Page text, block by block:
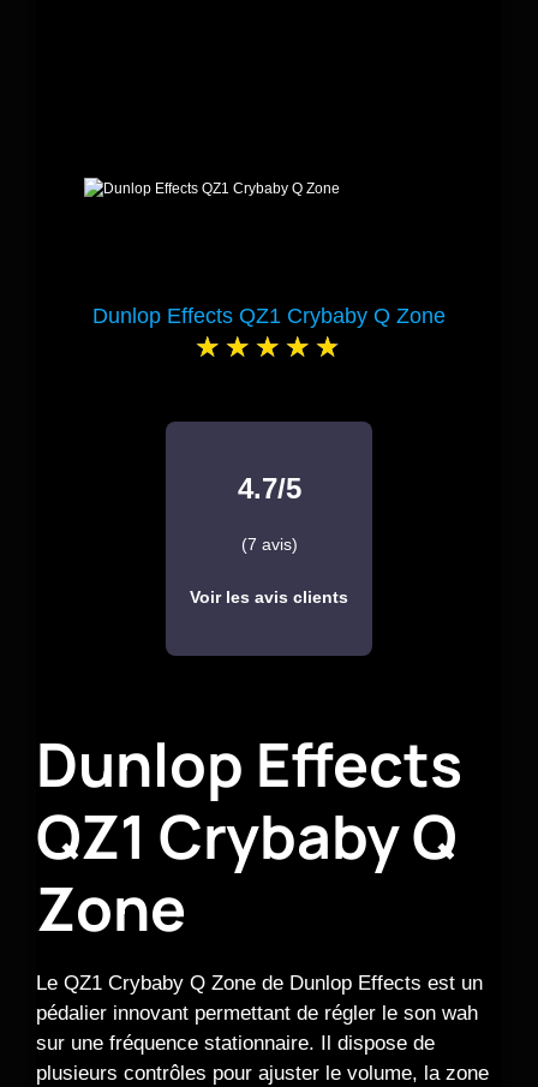
Dunlop Effects QZ1 Crybaby Q Zone
4.7/5
(7 avis)
Voir les avis clients
Dunlop Effects
QZ1 Crybaby Q
Zone
Le QZ1 Crybaby Q Zone de Dunlop Effects est un
pédalier innovant permettant de régler le son wah
sur une fréquence stationnaire. Il dispose de
plusieurs contrôles pour ajuster le volume, la zone